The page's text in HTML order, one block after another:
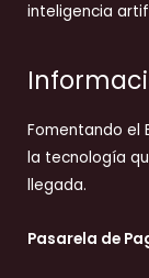
inteligencia
Fomentando el
la tecnología
llegada.
Pasarela de